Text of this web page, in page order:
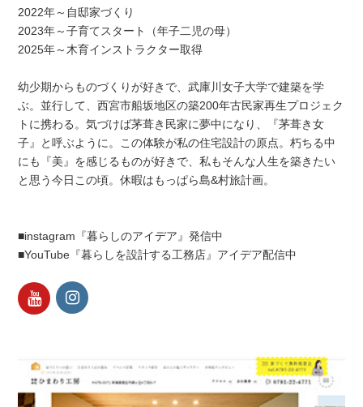
2022年～自邸家づくり
2023年～子育てスタート（年子二児の母）
2025年～木育インストラクター取得
幼少期からものづくりが好きで、武庫川女子大学で建築を学
ぶ。並行して、西宮市船坂地区の築200年古民家再生プロジェク
トに携わる。気づけば茅葺き民家に夢中になり、『茅葺き女
子』と呼ぶように。この体験が私の住宅設計の原点。朽ちる中
にも『美』を感じるものが好きで、私もそんな人生を築きたい
と思う今日この頃。休暇はもっぱら島&村旅計画。
■instagram『暮らしのアイデア』発信中
■YouTube『暮らしを設計する工務店』アイデア配信中